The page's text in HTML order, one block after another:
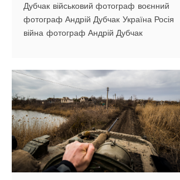
Дубчак військовий фотограф воєнний
фотограф Андрій Дубчак Україна Росія
війна фотограф Андрій Дубчак